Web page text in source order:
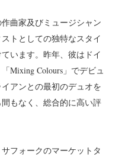
曲家及びミュージシャン
トとしての独特なスタイ
います。昨年、彼はドイ
Mixing Colours」でデビュ
アンとの最初のデュオを
もなく、総合的に高い評
フォークのマーケットタ